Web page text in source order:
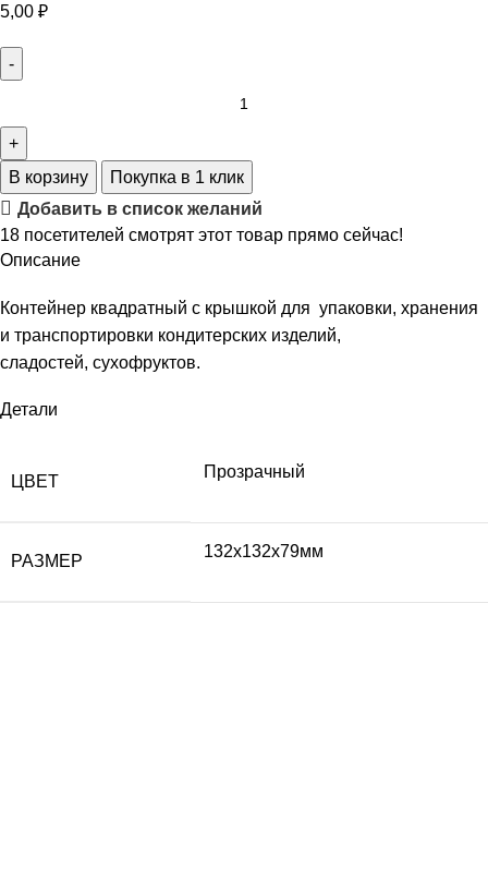
5,00 ₽
В корзину
Покупка в 1 клик
Добавить в список желаний
18 посетителей смотрят этот товар прямо сейчас!
Описание
Контейнер квадратный с крышкой для упаковки, хранения
и транспортировки кондитерских изделий,
сладостей, сухофруктов.
Детали
ЦВЕТ
Прозрачный
РАЗМЕР
132х132х79мм